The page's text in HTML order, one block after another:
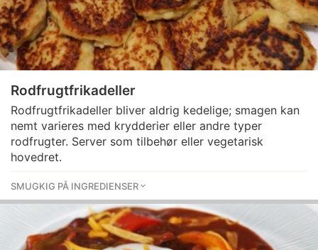
Rodfrugtfrikadeller
Rodfrugtfrikadeller bliver aldrig kedelige; smagen kan
nemt varieres med krydderier eller andre typer
rodfrugter. Server som tilbehør eller vegetarisk
hovedret.
SMUGKIG PÅ INGREDIENSER